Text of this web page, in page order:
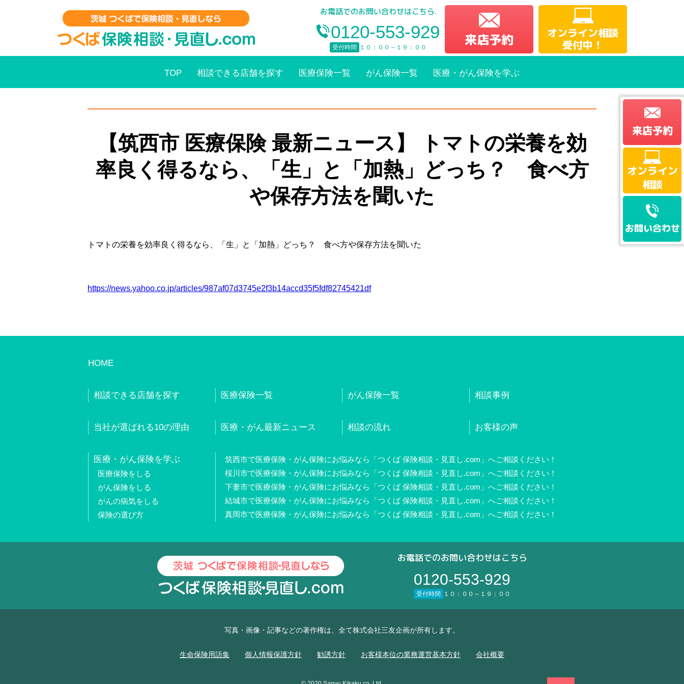
お電話でのお問い合わせはこちら.
0120-553-929
受付時間 １０：００～１９：００ 来店予約
オンライン相談
受付中！
TOP 相談できる店舗を探す 医療保険一覧 がん保険一覧 医療・がん保険を学ぶ
【筑西市 医療保険 最新ニュース】 トマトの栄養を効
率良く得るなら、「生」と「加熱」どっち？ 食べ方
や保存方法を聞いた
トマトの栄養を効率良く得るなら、「生」と「加熱」どっち？ 食べ方や保存方法を聞いた
https://news.yahoo.co.jp/articles/987af07d3745e2f3b14accd35f5fdf82745421df
来店予約
オンライン
相談
お問い合わせ
HOME
相談できる店舗を探す 医療保険一覧 がん保険一覧 相談事例
当社が選ばれる10の理由 医療・がん最新ニュース 相談の流れ お客様の声
医療・がん保険を学ぶ
医療保険をしる
がん保険をしる
がんの病気をしる
保険の選び方
筑西市で医療保険・がん保険にお悩みなら「つくば 保険相談・見直し.com」へご相談ください！
桜川市で医療保険・がん保険にお悩みなら「つくば 保険相談・見直し.com」へご相談ください！
下妻市で医療保険・がん保険にお悩みなら「つくば 保険相談・見直し.com」へご相談ください！
結城市で医療保険・がん保険にお悩みなら「つくば 保険相談・見直し.com」へご相談ください！
真岡市で医療保険・がん保険にお悩みなら「つくば 保険相談・見直し.com」へご相談ください！
お電話でのお問い合わせはこちら
0120-553-929
受付時間 １０：００～１９：００
写真・画像・記事などの著作権は、全て株式会社三友企画が所有します。
生命保険用語集 個人情報保護方針 勧誘方針 お客様本位の業務運営基本方針 会社概要